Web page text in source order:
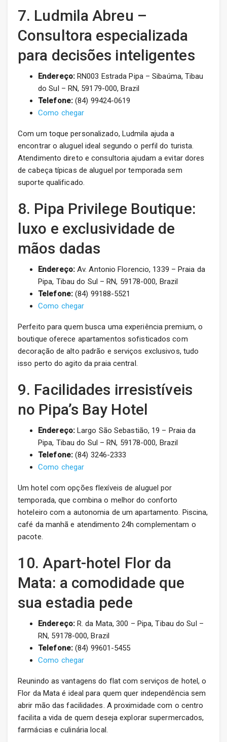
7. Ludmila Abreu –
Consultora especializada
para decisões inteligentes
Endereço:RN003 Estrada Pipa – Sibaúma, Tibau
do Sul – RN, 59179-000, Brazil
Telefone:(84) 99424-0619
Como chegar
Com um toque personalizado, Ludmila ajuda a
encontrar o aluguel ideal segundo o perfil do turista.
Atendimento direto e consultoria ajudam a evitar dores
de cabeça típicas de aluguel por temporada sem
suporte qualificado.
8. Pipa Privilege Boutique:
luxo e exclusividade de
mãos dadas
Endereço:Av. Antonio Florencio, 1339 – Praia da
Pipa, Tibau do Sul – RN, 59178-000, Brazil
Telefone:(84) 99188-5521
Como chegar
Perfeito para quem busca uma experiência premium, o
boutique oferece apartamentos sofisticados com
decoração de alto padrão e serviços exclusivos, tudo
isso perto do agito da praia central.
9. Facilidades irresistíveis
no Pipa’s Bay Hotel
Endereço:Largo São Sebastião, 19 – Praia da
Pipa, Tibau do Sul – RN, 59178-000, Brazil
Telefone:(84) 3246-2333
Como chegar
Um hotel com opções flexíveis de aluguel por
temporada, que combina o melhor do conforto
hoteleiro com a autonomia de um apartamento. Piscina,
café da manhã e atendimento 24h complementam o
pacote.
10. Apart-hotel Flor da
Mata: a comodidade que
sua estadia pede
Endereço:R. da Mata, 300 – Pipa, Tibau do Sul –
RN, 59178-000, Brazil
Telefone:(84) 99601-5455
Como chegar
Reunindo as vantagens do flat com serviços de hotel, o
Flor da Mata é ideal para quem quer independência sem
abrir mão das facilidades. A proximidade com o centro
facilita a vida de quem deseja explorar supermercados,
farmácias e culinária local.